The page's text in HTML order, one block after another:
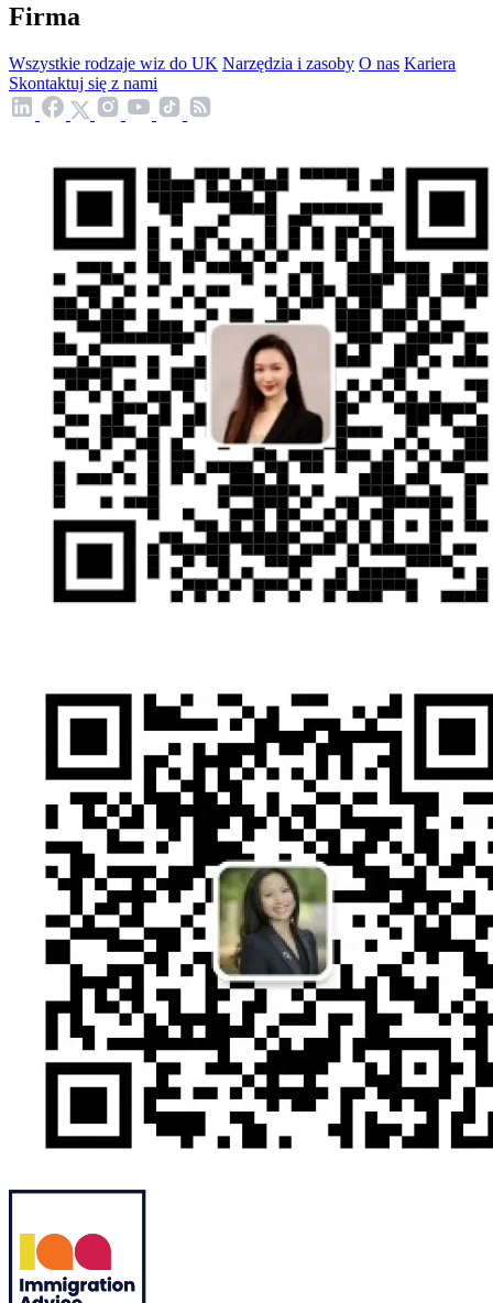
Firma
Wszystkie rodzaje wiz do UK Narzędzia i zasoby O nas Kariera
Skontaktuj się z nami